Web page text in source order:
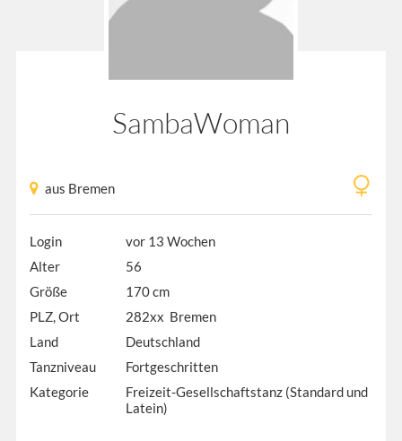
SambaWoman
aus Bremen
Login
vor 13 Wochen
Alter
56
Größe
170 cm
PLZ, Ort
282xx Bremen
Land
Deutschland
Tanzniveau
Fortgeschritten
Kategorie
Freizeit-Gesellschaftstanz (Standard und
Latein)